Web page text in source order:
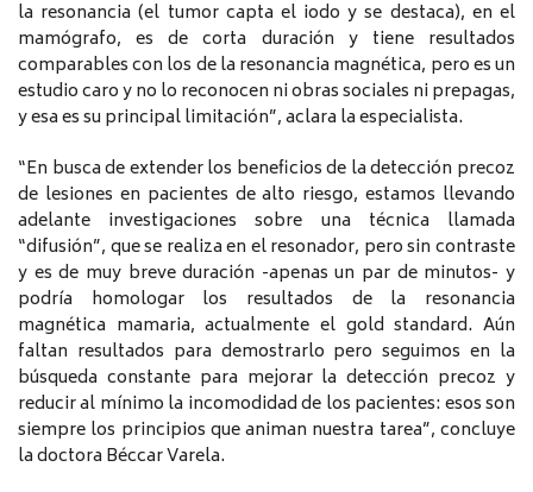
la resonancia (el tumor capta el iodo y se destaca), en el
mamógrafo, es de corta duración y tiene resultados
comparables con los de la resonancia magnética, pero es un
estudio caro y no lo reconocen ni obras sociales ni prepagas,
y esa es su principal limitación”, aclara la especialista.
“En busca de extender los beneficios de la detección precoz
de lesiones en pacientes de alto riesgo, estamos llevando
adelante investigaciones sobre una técnica llamada
“difusión”, que se realiza en el resonador, pero sin contraste
y es de muy breve duración -apenas un par de minutos- y
podría homologar los resultados de la resonancia
magnética mamaria, actualmente el gold standard. Aún
faltan resultados para demostrarlo pero seguimos en la
búsqueda constante para mejorar la detección precoz y
reducir al mínimo la incomodidad de los pacientes: esos son
siempre los principios que animan nuestra tarea”, concluye
la doctora Béccar Varela.